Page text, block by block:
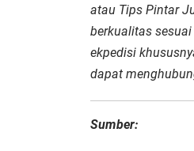
atau Tips Pintar
berkualitas
ekpedisi
dapat
Sumber: